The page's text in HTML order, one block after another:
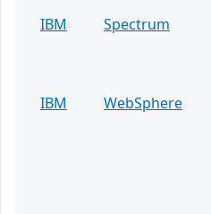
IBM
Spectrum
IBM
WebSphere